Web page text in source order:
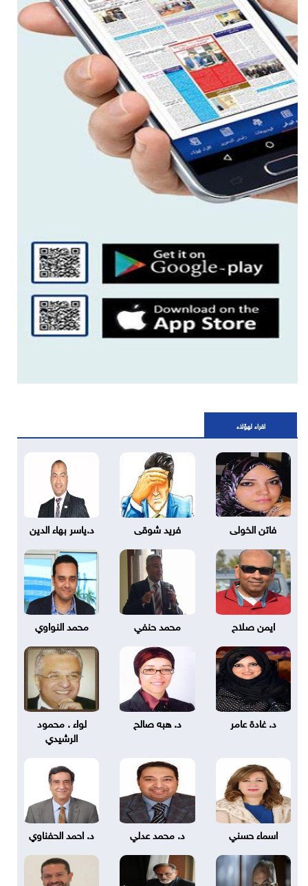
اقراء لهؤلاء
فاتن الخولى فريد شوقى د.ياسر بهاء الدين
ايمن صلاح محمد حنفي محمد النواوي
د. غادة عامر د. هبه صالح
لواء . محمود
الرشيدي
اسماء حسني د. محمد عدلي د. احمد الحفناوي